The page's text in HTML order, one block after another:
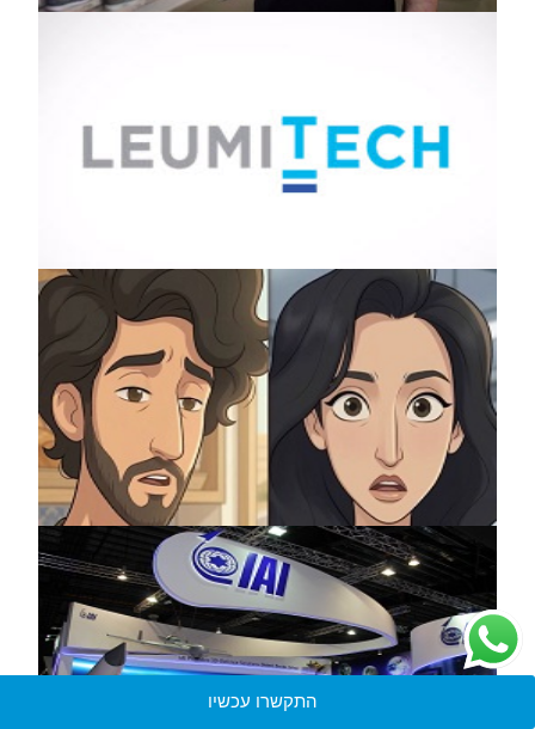
התקשרו עכשיו